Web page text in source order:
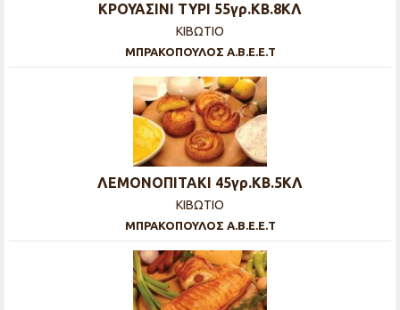
ΚΡΟΥΑΣΙΝΙ ΤΥΡΙ 55γρ.ΚΒ.8ΚΛ
ΚΙΒΩΤΙΟ
ΜΠΡΑΚΟΠΟΥΛΟΣ Α.Β.Ε.Ε.Τ
ΛΕΜΟΝΟΠΙΤΑΚΙ 45γρ.ΚΒ.5ΚΛ
ΚΙΒΩΤΙΟ
ΜΠΡΑΚΟΠΟΥΛΟΣ Α.Β.Ε.Ε.Τ